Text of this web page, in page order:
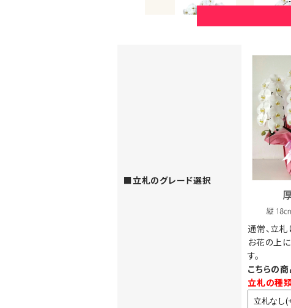
厚紙
（横からみ
お花の上に立てる木彫ボード
商品によってお選びいただけな
お花の上に立てる木調ボード
（正面からみたイメージ）
■立札のグレード選択
通常、立札
お花の上
す。
こちらの
立札の種類